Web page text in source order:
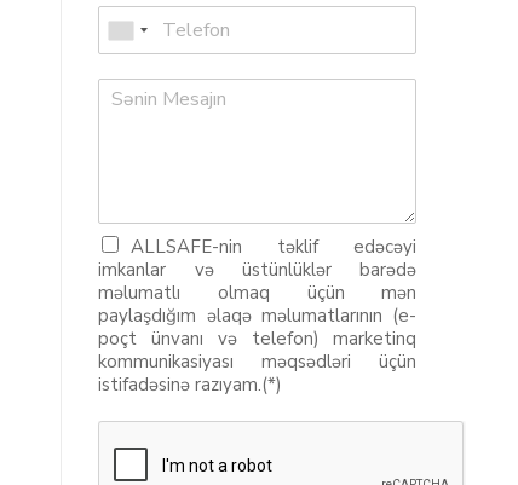
ALLSAFE-nin təklif edəcəyi
imkanlar və üstünlüklər barədə
məlumatlı olmaq üçün mən
paylaşdığım əlaqə məlumatlarının (e-
poçt ünvanı və telefon) marketinq
kommunikasiyası məqsədləri üçün
istifadəsinə razıyam.(*)